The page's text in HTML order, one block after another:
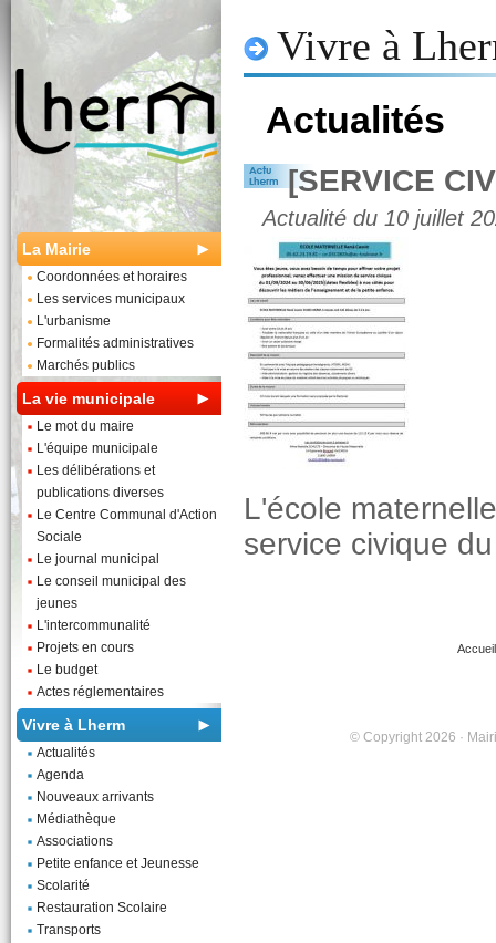
La Mairie
Coordonnées et horaires
Les services municipaux
L'urbanisme
Formalités administratives
Marchés publics
La vie municipale
Le mot du maire
L'équipe municipale
Les délibérations et
publications diverses
Le Centre Communal d'Action
Sociale
Le journal municipal
Le conseil municipal des
jeunes
L'intercommunalité
Projets en cours
Le budget
Actes réglementaires
Vivre à Lherm
Actualités
Agenda
Nouveaux arrivants
Médiathèque
Associations
Petite enfance et Jeunesse
Scolarité
Restauration Scolaire
Transports
Vivre à
Actualités
[SERVICE
Actualité du 10 juillet
L'école
service civique
Accueil
© Copyright 2026 ·